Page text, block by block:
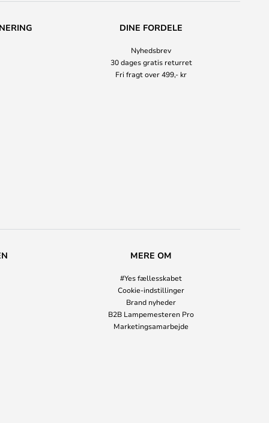
DINE FORDELE
Nyhedsbrev
30 dages gratis returret
Fri fragt over 499,- kr
MERE OM
#Yes fællesskabet
Cookie-indstillinger
Brand nyheder
B2B Lampemesteren Pro
Marketingsamarbejde